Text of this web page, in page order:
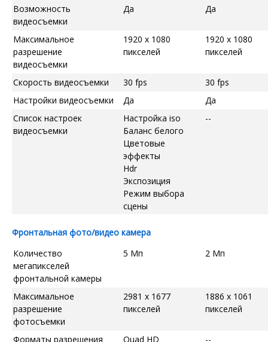
Возможность
видеосъемки
Да Да
Максимальное
разрешение
видеосъемки
1920 x 1080
пикселей
1920 x 1080
пикселей
Скорость видеосъемки 30 fps
30 fps
Настройки видеосъемки
Да
Да
Список настроек
видеосъемки
Настройка iso
Баланс белого
Цветовые
эффекты
Hdr
Экспозиция
Режим выбора
сцены
--
Фронтальная фото/видео камера
Количество
мегапикселей
фронтальной камеры
5 Мп 2 Мп
Максимальное
разрешение
фотосъемки
2981 x 1677
пикселей
1886 x 1061
пикселей
Форматы разрешения
Quad HD
--